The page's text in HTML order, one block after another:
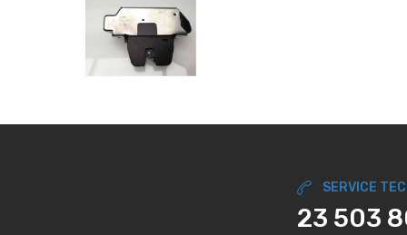
SERVICE
23 503